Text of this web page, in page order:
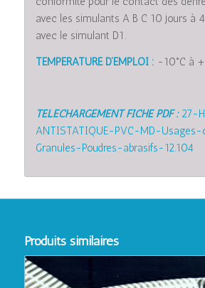
avec les simulants A B C 10 jours à
avec le simulant D1.
TEMPERATURE D’EMPLOI : -10°C à
TELECHARGEMENT FICHE PDF : 27-
ANTISTATIQUE-PVC-MD-
Granules-Poudres-abrasifs-12.104
Produits similaires